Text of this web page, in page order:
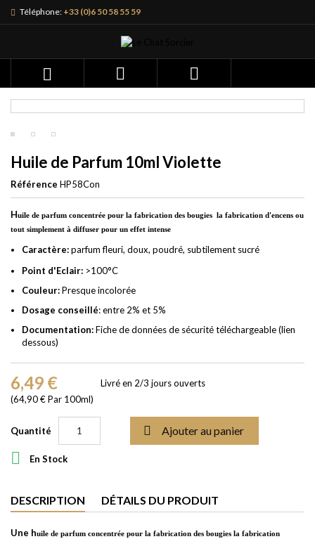
Téléphone: +33 (0)6 50 58 55 59
  
Huile de Parfum 10ml Violette
Référence HP58Con
Huile de parfum concentrée pour la fabrication des bougies la fabrication d'encens ou
tout simplement à diffuser pour un effet intense
Caractère:parfum fleuri, doux, poudré, subtilement sucré
Point d'Eclair: >100°C
Couleur:Presque incolorée
Dosage conseillé: entre 2% et 5%
Documentation:Fiche de données de sécurité téléchargeable (lien
dessous)
6,49 €
(64,90 € Par 100ml)
Livré en 2/3 jours ouverts
Quantité  Ajouter au panier
 En Stock
DESCRIPTION DÉTAILS DU PRODUIT
Une huile de parfum concentrée pour la fabrication des bougies la fabrication